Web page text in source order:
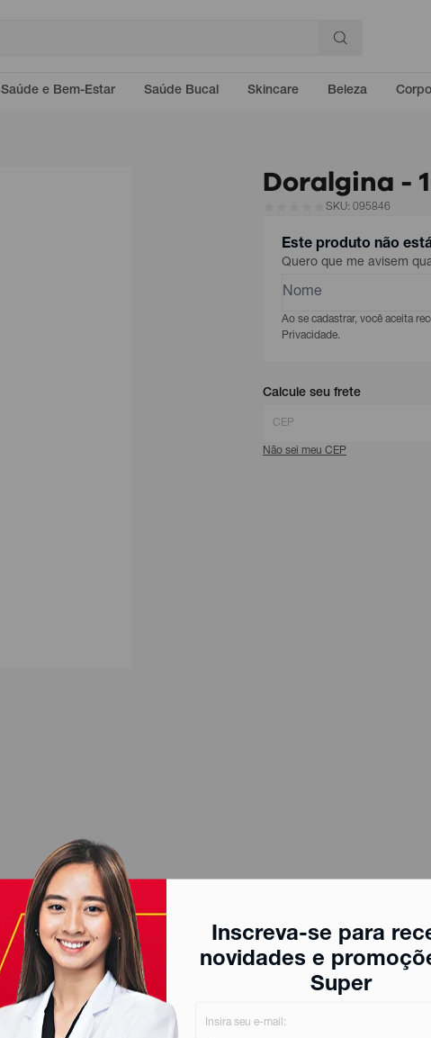
Inscreva-se para
novidades e
Super
Saúde e Bem-Estar Saúde Bucal Skincare Beleza Corpo
Doralgina -
SKU: 095846
Este produto não
Quero que me avisem
Ao se cadastrar, você aceita
Privacidade.
Calcule seu frete
Não sei meu CEP